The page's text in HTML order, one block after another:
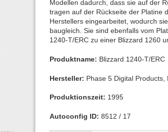
Modellen dadurch, dass sie auf der
tragen auf der Rückseite der Platine
Herstellers eingearbeitet, wodurch
baugleich. Sie sind ebenfalls vom
1240-T/ERC zu einer Blizzard 1260
Produktname: Blizzard 1240-T/ERC
Hersteller: Phase 5 Digital Products,
Produktionszeit: 1995
Autoconfig ID: 8512 / 17